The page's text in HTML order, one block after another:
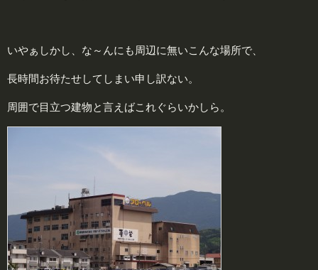
いやぁしかし、な～んにも周辺に無いこんな場所で、
長時間お待たせしてしまい申し訳ない。
周囲で目立つ建物と言えばこれぐらいかしら。